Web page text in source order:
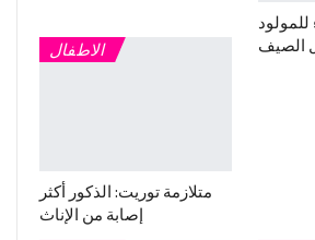
الاطفال
متلازمة توريت: الذكور أكثر
إصابة من الإناث
الصيف